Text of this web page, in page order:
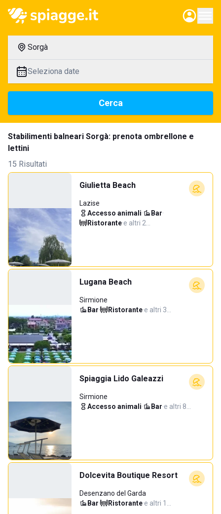
Sorgà
Seleziona date
Cerca
Stabilimenti balneari Sorgà: prenota ombrellone e
lettini
15 Risultati
Giulietta Beach
Lazise
Accesso animali· Bar·
Ristorante·e altri 2…
Lugana Beach
Sirmione
Bar· Ristorante·e altri 3…
Spiaggia Lido Galeazzi
Sirmione
Accesso animali· Bar·e altri 8…
Dolcevita Boutique Resort
Desenzano del Garda
Bar· Ristorante·e altri 1…